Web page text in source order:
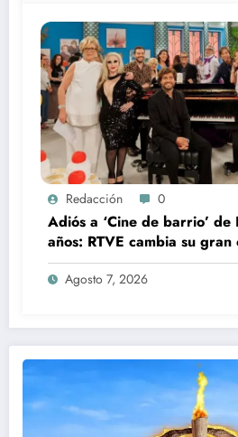
Redacción 0
Adiós a ‘Cine de barrio’ de
años: RTVE cambia su gran
Agosto 7, 2026